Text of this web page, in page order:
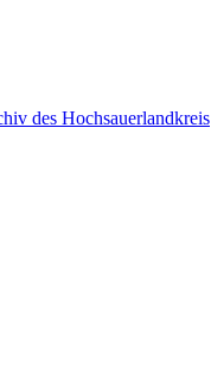
des Hochsauerlandkreis